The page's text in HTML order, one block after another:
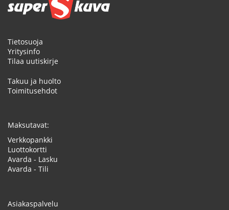
Tietosuoja
Yritysinfo
Tilaa uutiskirje
Takuu ja huolto
Toimitusehdot
Maksutavat:
Verkkopankki
Luottokortti
Avarda - Lasku
Avarda - Tili
Asiakaspalvelu